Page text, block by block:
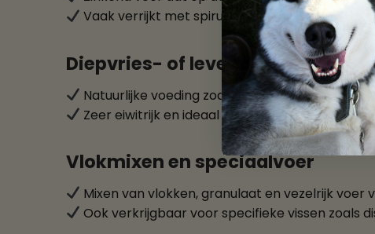
Vaak verrijkt met spirulina of algen.
Diepvries- of levend voer
Natuurlijke voeding zoals rode muggenlarven,
Zeer eiwitrijk en ideaal als afwisseling of voor
Vlokmixen en speciaalvoer
Mixen van vlokken, granulaat en vezelrijk voer
Ook verkrijgbaar voor specifieke vissen zoals